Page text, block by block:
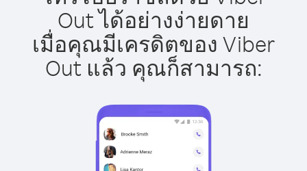
Out ได้อย่างง่ายดาย
เมื่อคุณมีเครดิตของ Viber
Out แล้ว คุณก็สามารถ: